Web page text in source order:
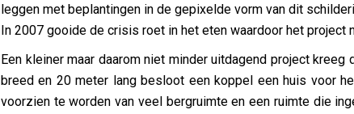
leggen met beplantingen in de gepixelde vorm van dit
In 2007 gooide de crisis roet in het eten waardoor het project
Een kleiner maar daarom niet minder uitdagend project
breed en 20 meter lang besloot een koppel een huis voor
voorzien te worden van veel bergruimte en een ruimte die